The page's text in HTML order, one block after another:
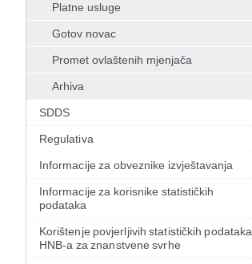
Platne usluge
Gotov novac
Promet ovlaštenih mjenjača
Arhiva
SDDS
Regulativa
Informacije za obveznike izvještavanja
Informacije za korisnike statističkih
podataka
Korištenje povjerljivih statističkih podataka
HNB-a za znanstvene svrhe